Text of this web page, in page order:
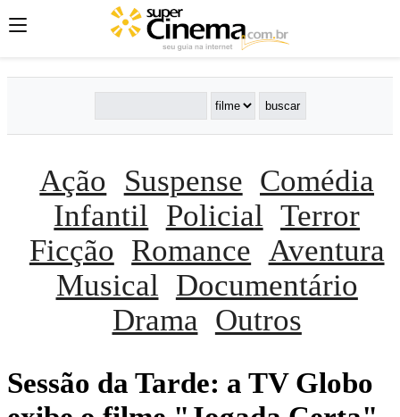
Ação Suspense Comédia
Infantil
Policial Terror
Ficção Romance Aventura
Musical
Documentário
Drama Outros
Sessão da Tarde: a TV Globo